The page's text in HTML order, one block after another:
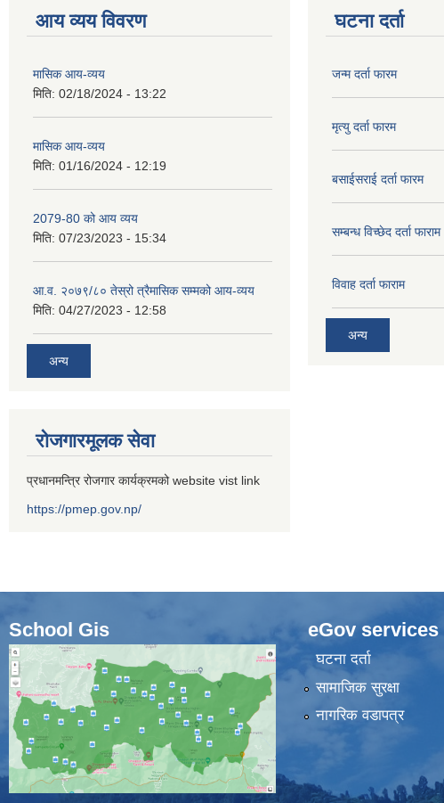
आय व्यय विवरण
मासिक आय-व्यय
मिति: 02/18/2024 - 13:22
मासिक आय-व्यय
मिति: 01/16/2024 - 12:19
2079-80 को आय व्यय
मिति: 07/23/2023 - 15:34
आ.व. २०७९/८० तेस्रो त्रैमासिक सम्मको आय-व्यय
मिति: 04/27/2023 - 12:58
अन्य
घटना दर्ता
जन्म दर्ता फारम
मृत्यु दर्ता फारम
बसाईसराई दर्ता फारम
सम्बन्ध विच्छेद दर्ता फाराम
विवाह दर्ता फाराम
अन्य
रोजगारमूलक सेवा
प्रधानमन्त्रि रोजगार कार्यक्रमको website vist link
https://pmep.gov.np/
School Gis eGov services
घटना दर्ता
सामाजिक सुरक्षा
नागरिक वडापत्र